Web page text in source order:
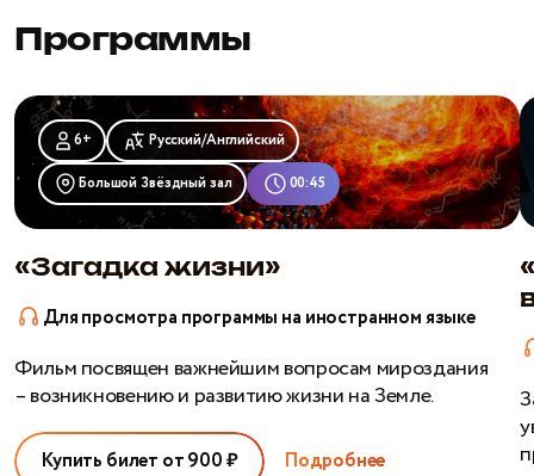
Программы
«Загадка
жизни»6+ Русский/Английский
Большой Звёздный зал 00:45
«Загадка жизни»
Для просмотра программы на иностранном языке
Фильм посвящен важнейшим вопросам мироздания
– возникновению и развитию жизни на Земле.
Купить билет от 900 ₽ Подробнее